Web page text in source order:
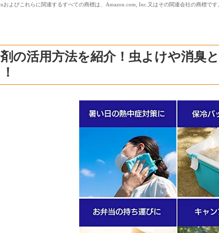
およびこれらに関連するすべての商標は、Amazon.com, Inc.又はその関連会社の商標です
の活用方法を紹介！虫よけや消臭